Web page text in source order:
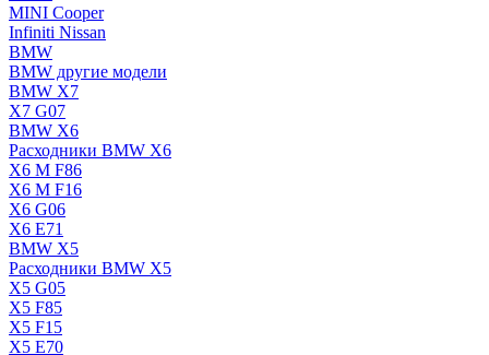
MINI Cooper
Infiniti Nissan
BMW
BMW другие модели
BMW X7
X7 G07
BMW X6
Расходники BMW X6
X6 M F86
X6 M F16
X6 G06
X6 E71
BMW X5
Расходники BMW X5
X5 G05
X5 F85
X5 F15
X5 E70